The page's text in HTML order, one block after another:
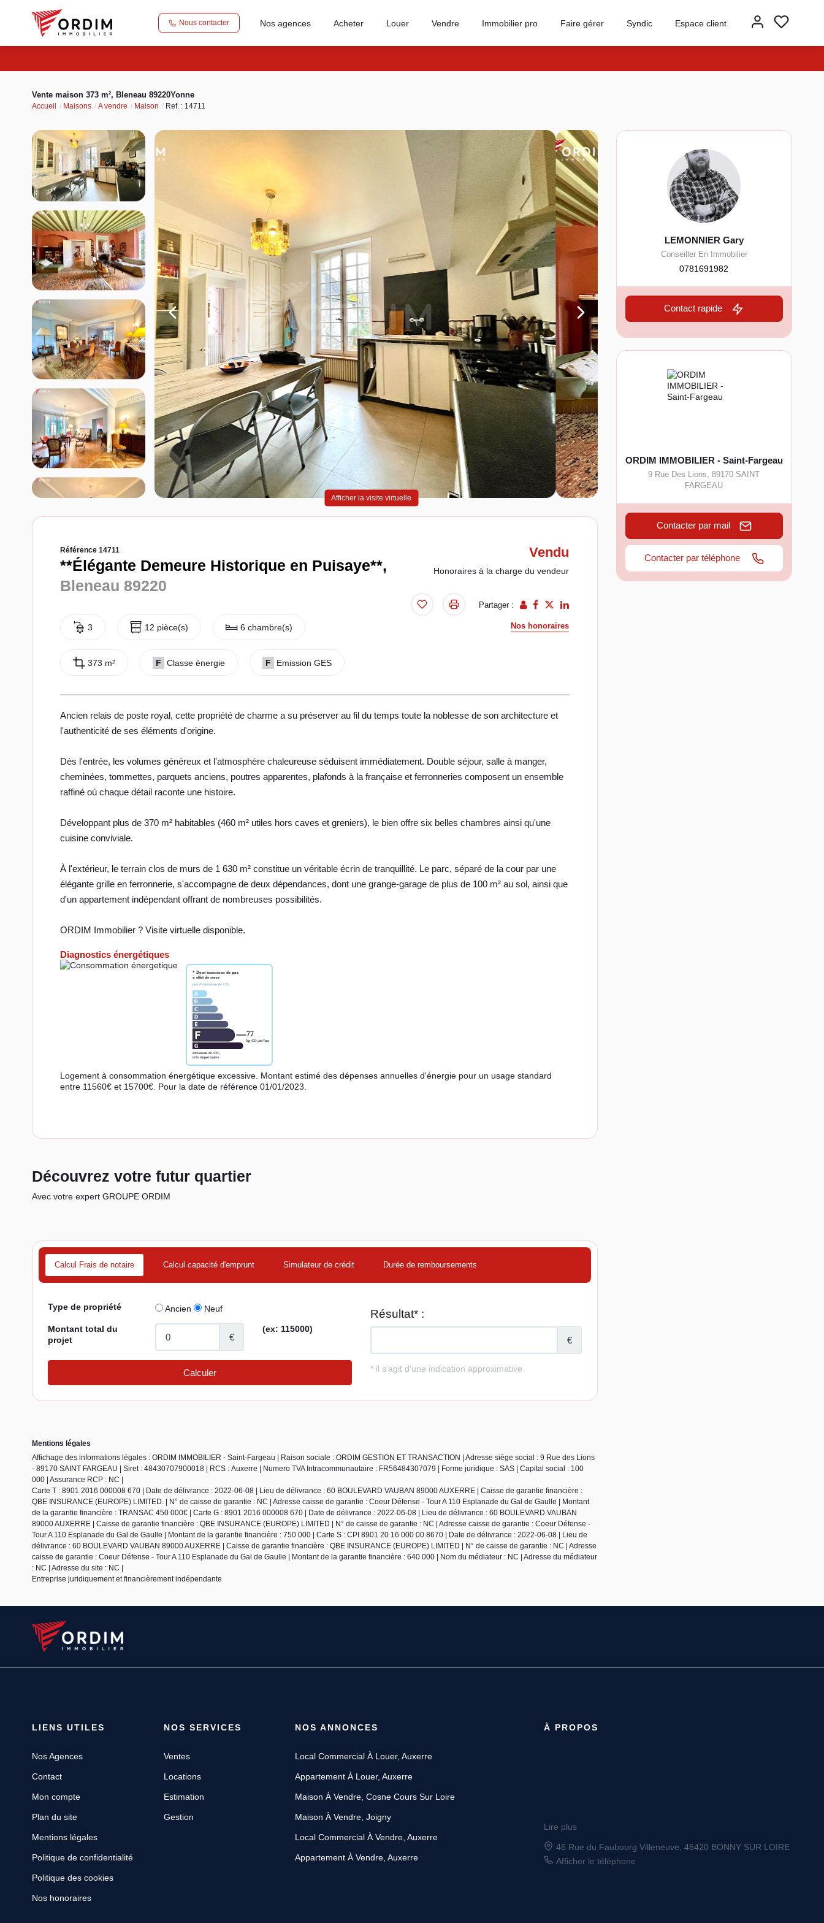
Nous contacter Nos agences Acheter Louer Vendre Immobilier pro Faire gérer Syndic Espace client
Vente maison 373 m², Bleneau 89220Yonne
Accueil Maisons A vendre Maison Ref. : 14711
Afficher la visite virtuelle
Référence 14711
**Élégante Demeure Historique en Puisaye**,
Bleneau 89220
3 12 pièce(s) 6 chambre(s)
373 m² F Classe énergie F Emission GES
Vendu
Honoraires à la charge du vendeur
Partager :
Nos honoraires
Ancien relais de poste royal, cette propriété de charme a su préserver au fil du temps toute la noblesse de son architecture et
l'authenticité de ses éléments d'origine.
Dès l'entrée, les volumes généreux et l'atmosphère chaleureuse séduisent immédiatement. Double séjour, salle à manger,
cheminées, tommettes, parquets anciens, poutres apparentes, plafonds à la française et ferronneries composent un ensemble
raffiné où chaque détail raconte une histoire.
Développant plus de 370 m² habitables (460 m² utiles hors caves et greniers), le bien offre six belles chambres ainsi qu'une
cuisine conviviale.
À l'extérieur, le terrain clos de murs de 1 630 m² constitue un véritable écrin de tranquillité. Le parc, séparé de la cour par une
élégante grille en ferronnerie, s'accompagne de deux dépendances, dont une grange-garage de plus de 100 m² au sol, ainsi que
d'un appartement indépendant offrant de nombreuses possibilités.
ORDIM Immobilier ? Visite virtuelle disponible.
Diagnostics énergétiques
Logement à consommation énergétique excessive. Montant estimé des dépenses annuelles d'énergie pour un usage standard
entre 11560€ et 15700€. Pour la date de référence 01/01/2023.
Découvrez votre futur quartier
Avec votre expert GROUPE ORDIM
Calcul Frais de notaire Calcul capacité d'emprunt Simulateur de crédit Durée de remboursements
LEMONNIER Gary
Conseiller En Immobilier
0781691982
Contact rapide
ORDIM IMMOBILIER - Saint-Fargeau
9 Rue Des Lions,89170 SAINT
FARGEAU
Contacter par mail
Contacter par téléphone
Mentions légales
Affichage des informations légales : ORDIM IMMOBILIER - Saint-Fargeau | Raison sociale : ORDIM GESTION ET TRANSACTION | Adresse siège social : 9 Rue des Lions
- 89170 SAINT FARGEAU | Siret : 48430707900018 | RCS : Auxerre | Numero TVA Intracommunautaire : FR56484307079 | Forme juridique : SAS | Capital social : 100
000 | Assurance RCP : NC |
Carte T : 8901 2016 000008 670 | Date de délivrance : 2022-06-08 | Lieu de délivrance : 60 BOULEVARD VAUBAN 89000 AUXERRE | Caisse de garantie financière :
QBE INSURANCE (EUROPE) LIMITED. | N° de caisse de garantie : NC | Adresse caisse de garantie : Coeur Défense - Tour A 110 Esplanade du Gal de Gaulle | Montant
de la garantie financière : TRANSAC 450 000€ | Carte G : 8901 2016 000008 670 | Date de délivrance : 2022-06-08 | Lieu de délivrance : 60 BOULEVARD VAUBAN
89000 AUXERRE | Caisse de garantie financière : QBE INSURANCE (EUROPE) LIMITED | N° de caisse de garantie : NC | Adresse caisse de garantie : Coeur Défense -
Tour A 110 Esplanade du Gal de Gaulle | Montant de la garantie financière : 750 000 | Carte S : CPI 8901 20 16 000 00 8670 | Date de délivrance : 2022-06-08 | Lieu de
délivrance : 60 BOULEVARD VAUBAN 89000 AUXERRE | Caisse de garantie financière : QBE INSURANCE (EUROPE) LIMITED | N° de caisse de garantie : NC | Adresse
caisse de garantie : Coeur Défense - Tour A 110 Esplanade du Gal de Gaulle | Montant de la garantie financière : 640 000 | Nom du médiateur : NC | Adresse du médiateur
: NC | Adresse du site : NC |
Entreprise juridiquement et financièrement indépendante
LIENS UTILES
Nos Agences
Contact
Mon compte
Plan du site
Mentions légales
Politique de confidentialité
Politique des cookies
Nos honoraires
NOS SERVICES
Ventes
Locations
Estimation
Gestion
NOS ANNONCES
Local Commercial À Louer, Auxerre
Appartement À Louer, Auxerre
Maison À Vendre, Cosne Cours Sur Loire
Maison À Vendre, Joigny
Local Commercial À Vendre, Auxerre
Appartement À Vendre, Auxerre
À PROPOS
Lire plus
23 RUE AUXERROISE, 89800 CHABLIS
Afficher le téléphone